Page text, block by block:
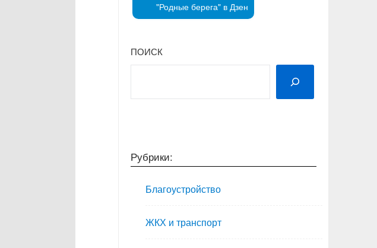
"Родные берега" в Дзен
ПОИСК
Рубрики:
Благоустройство
ЖКХ и транспорт